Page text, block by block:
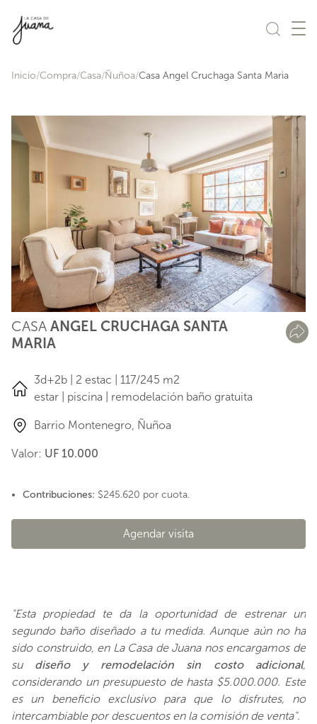
Inicio Compra Casa Ñuñoa Casa Angel Cruchaga Santa Maria
CASA ANGEL CRUCHAGA SANTA
MARIA
3d+2b | 2 estac | 117/245 m2
estar | piscina | remodelación baño gratuita
Barrio Montenegro, Ñuñoa
Valor: UF 10.000
Contribuciones: $245.620 por cuota.
Agendar visita
"Esta propiedad te da la oportunidad de estrenar un
segundo baño diseñado a tu medida. Aunque aún no ha
sido construido, en La Casa de Juana nos encargamos de
su diseño y remodelación sin costo adicional,
considerando un presupuesto de hasta $5.000.000. Este
es un beneficio exclusivo para que lo disfrutes, no
intercambiable por descuentos en la comisión de venta".